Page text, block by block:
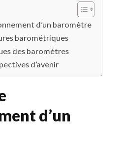
d’un baromètre
barométriques
des baromètres
d’avenir
d’un